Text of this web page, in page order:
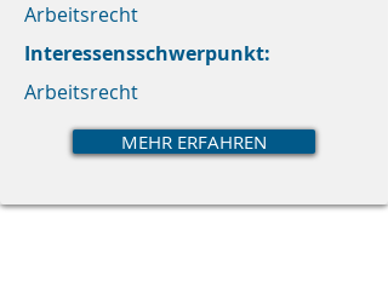
Arbeitsrecht
Interessensschwerpunkt:
Arbeitsrecht
MEHR ERFAHREN